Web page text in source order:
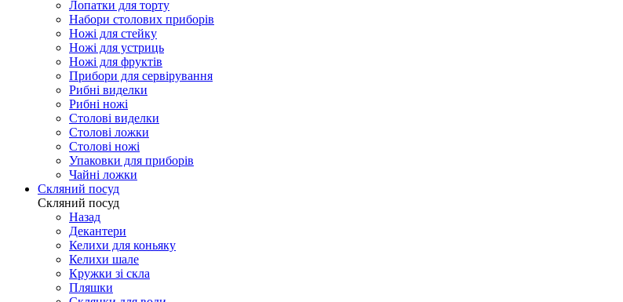
Лопатки для торту
Набори столових приборів
Ножі для стейку
Ножі для устриць
Ножі для фруктів
Прибори для сервірування
Рибні виделки
Рибні ножі
Столові виделки
Столові ложки
Столові ножі
Упаковки для приборів
Чайні ложки
Скляний посуд
Скляний посуд
Назад
Декантери
Келихи для коньяку
Келихи шале
Кружки зі скла
Пляшки